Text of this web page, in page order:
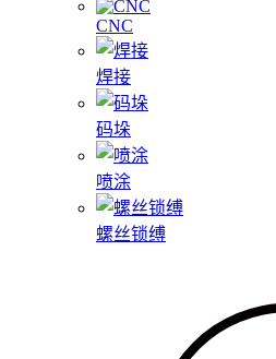
CNC
焊接
码垛
喷涂
螺丝锁缚